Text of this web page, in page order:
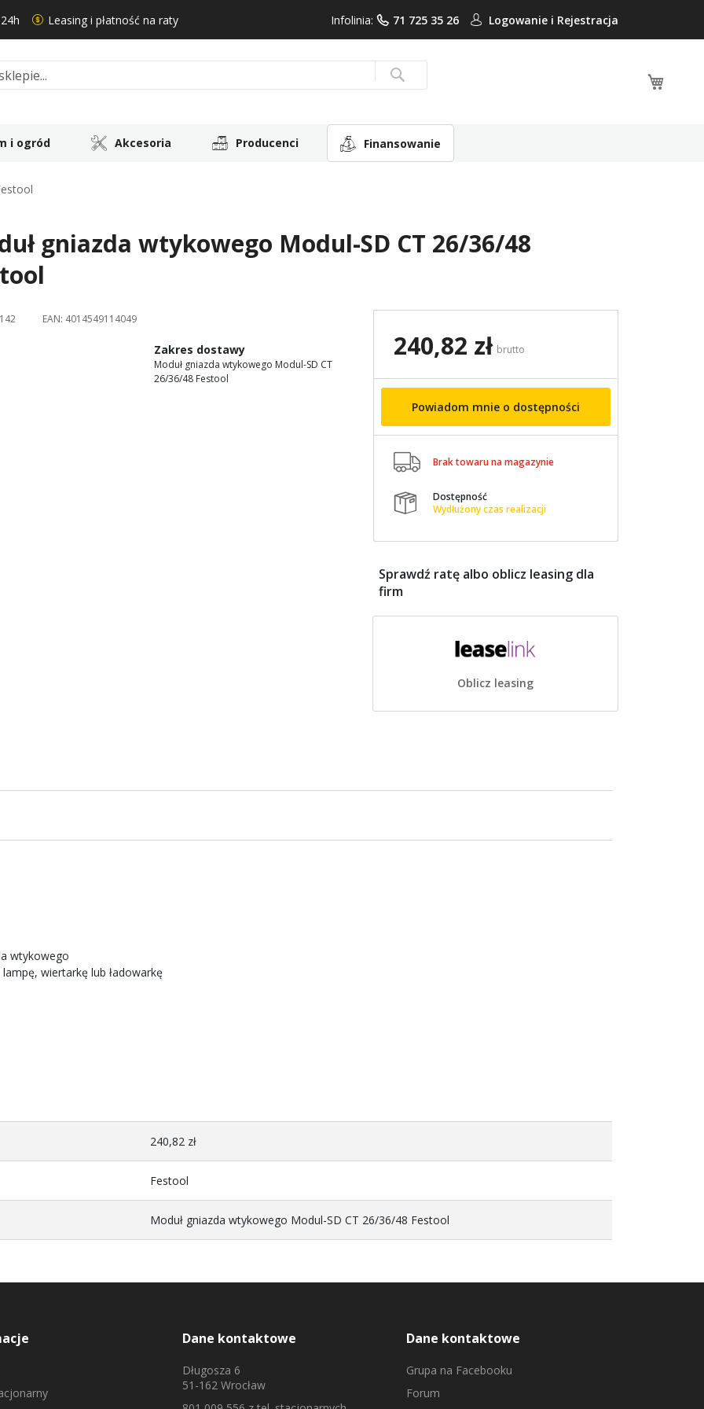
Leasing i płatność na raty Infolinia: 71 725 35 26 Logowanie i Rejestracja
Search
i ogród Akcesoria Producenci Finansowanie
gniazda wtykowego Modul-SD CT 26/36/48
EAN: 4014549114049
Zakres dostawy
Moduł gniazda wtykowego Modul-SD CT
26/36/48 Festool
240,82 zł brutto
Powiadom mnie o dostępności
 Brak towaru na magazynie

Dostępność
Wydłużony czas realizacji
Sprawdź ratę albo oblicz leasing dla
firm
Oblicz leasing
wtykowego
wiertarkę lub ładowarkę
240,82 zł
Festool
Moduł gniazda wtykowego Modul-SD CT 26/36/48 Festool
Dane kontaktowe
Długosza 6
51-162 Wrocław
Dane kontaktowe
Grupa na Facebooku
Forum